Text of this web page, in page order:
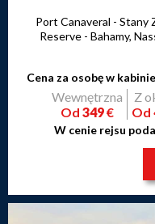
Port Canaveral - Stany
Reserve - Bahamy,
Cena za osobę w
Wewnętrzna
Od 349€
Z
Od
W cenie rejsu